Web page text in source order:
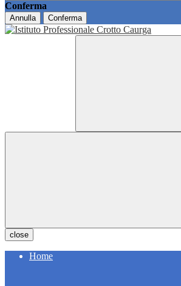
Conferma
Annulla Conferma
close
Home